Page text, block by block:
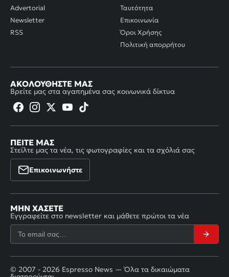
Advertorial
Newsletter
RSS
Ταυτότητα
Επικοινωνία
Όροι Χρήσης
Πολιτική απορρήτου
ΑΚΟΛΟΥΘΉΣΤΕ ΜΑΣ
Βρείτε μας στα αγαπημένα σας κοινωνικά δίκτυα
ΠΕΊΤΕ ΜΑΣ
Στείλτε μας τα νέα, τις φωτογραφίες και τα σχόλιά σας
Επικοινωνήστε
ΜΗΝ ΧΆΣΕΤΕ
Εγγραφείτε στο newsletter και μάθετε πρώτοι τα νέα
© 2007 - 2026 Espresso News — Όλα τα δικαιώματα